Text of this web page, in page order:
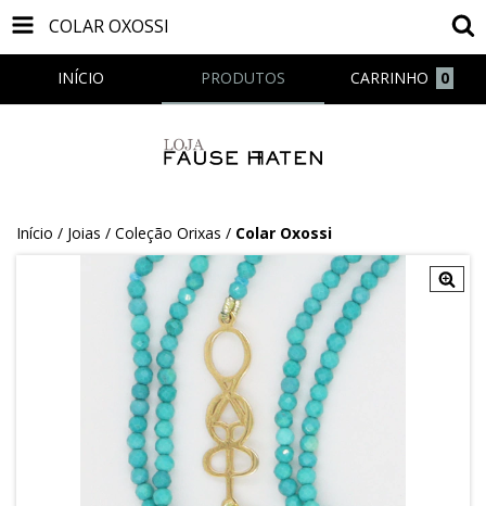
COLAR OXOSSI
INÍCIO PRODUTOS CARRINHO 0
Início / Joias / Coleção Orixas / Colar Oxossi